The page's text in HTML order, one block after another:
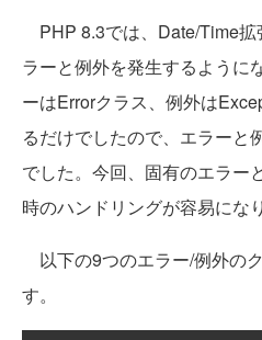
PHP 8.3では、Date/Time
ラーと例外を発生するように
ーはErrorクラス、例外は
るだけでしたので、エラーと
でした。今回、固有のエラー
時のハンドリングが容易にな
以下の9つのエラー/例外の
す。